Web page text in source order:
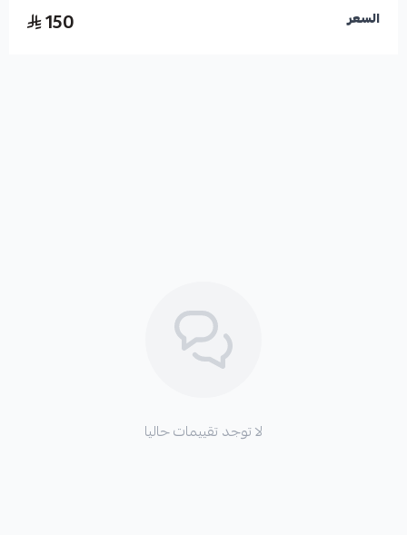
السعر 150
لا توجد تقييمات حاليا